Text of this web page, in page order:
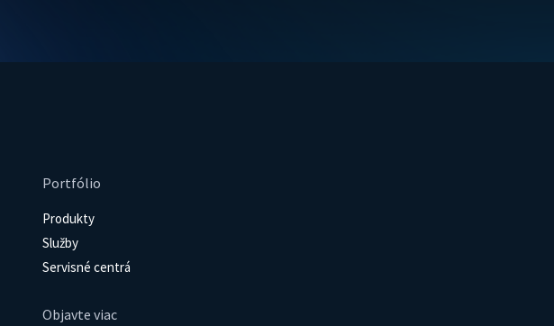
Portfólio
Produkty
Služby
Servisné centrá
Objavte viac